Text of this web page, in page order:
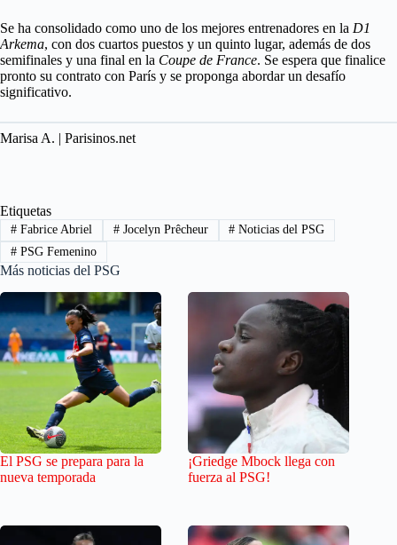
Se ha consolidado como uno de los mejores entrenadores en la D1
Arkema, con dos cuartos puestos y un quinto lugar, además de dos
semifinales y una final en la Coupe de France. Se espera que finalice
pronto su contrato con París y se proponga abordar un desafío
significativo.
Marisa A. | Parisinos.net
Etiquetas
#Fabrice Abriel #Jocelyn Prêcheur # Noticias del PSG
#PSG Femenino
Más noticias del PSG
El PSG se prepara para la
nueva temporada
¡Griedge Mbock llega con
fuerza al PSG!